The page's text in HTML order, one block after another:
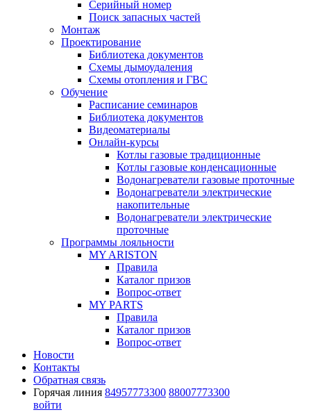
Серийный номер
Поиск запасных частей
Монтаж
Проектирование
Библиотека документов
Схемы дымоудаления
Схемы отопления и ГВС
Обучение
Расписание семинаров
Библиотека документов
Видеоматериалы
Онлайн-курсы
Котлы газовые традиционные
Котлы газовые конденсационные
Водонагреватели газовые проточные
Водонагреватели электрические
накопительные
Водонагреватели электрические
проточные
Программы лояльности
MY ARISTON
Правила
Каталог призов
Вопрос-ответ
MY PARTS
Правила
Каталог призов
Вопрос-ответ
Новости
Контакты
Обратная связь
Горячая линия 84957773300 88007773300
войти